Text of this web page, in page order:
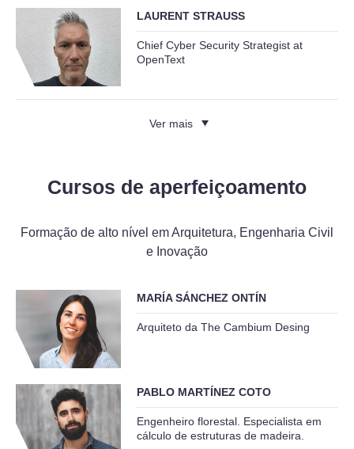
LAURENT STRAUSS
Chief Cyber Security Strategist at
OpenText
Ver mais
Cursos de aperfeiçoamento
Formação de alto nível em Arquitetura, Engenharia Civil
e Inovação
MARÍA SÁNCHEZ ONTÍN
Arquiteto da The Cambium Desing
PABLO MARTÍNEZ COTO
Engenheiro florestal. Especialista em
cálculo de estruturas de madeira.